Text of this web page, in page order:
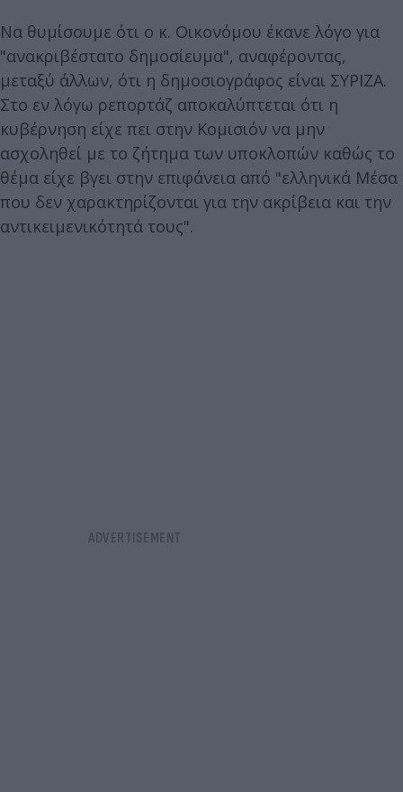
Να θυμίσουμε ότι ο κ. Οικονόμου έκανε λόγο για
"ανακριβέστατο δημοσίευμα", αναφέροντας,
μεταξύ άλλων, ότι η δημοσιογράφος είναι ΣΥΡΙΖΑ.
Στο εν λόγω ρεπορτάζ αποκαλύπτεται ότι η
κυβέρνηση είχε πει στην Κομισιόν να μην
ασχοληθεί με το ζήτημα των υποκλοπών καθώς το
θέμα είχε βγει στην επιφάνεια από "ελληνικά Μέσα
που δεν χαρακτηρίζονται για την ακρίβεια και την
αντικειμενικότητά τους".